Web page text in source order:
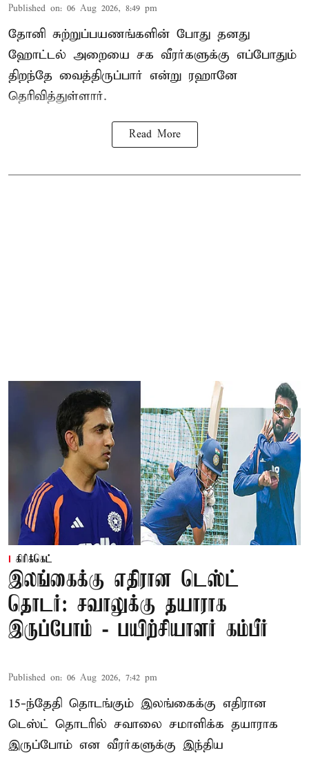
Published on: 06 Aug 2026, 8:49 pm
தோனி சுற்றுப்பயணங்களின் போது தனது
ஹோட்டல் அறையை சக வீரர்களுக்கு எப்போதும்
திறந்தே வைத்திருப்பார் என்று ரஹானே
தெரிவித்துள்ளார்.
Read More
கிரிக்கெட்
இலங்கைக்கு எதிரான டெஸ்ட்
தொடர்: சவாலுக்கு தயாராக
இருப்போம் - பயிற்சியாளர் கம்பீர்
Published on: 06 Aug 2026, 7:42 pm
15-ந்தேதி தொடங்கும் இலங்கைக்கு எதிரான
டெஸ்ட் தொடரில் சவாலை சமாளிக்க தயாராக
இருப்போம் என வீரர்களுக்கு இந்திய